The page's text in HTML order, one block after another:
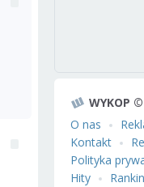
WYKOP
O nas
Kontakt
Polityka
Hity